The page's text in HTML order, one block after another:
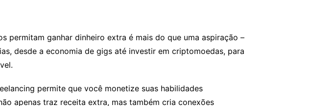
permitam ganhar dinheiro extra é mais do que uma aspiração –
desde a economia de gigs até investir em criptomoedas, para
permite que você monetize suas habilidades
apenas traz receita extra, mas também cria conexões